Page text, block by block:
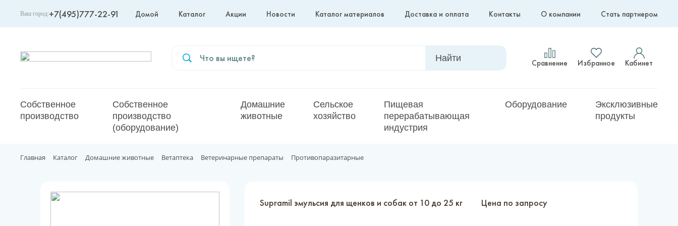
Ваш город:+7(495)777-22-91 Домой Каталог Акции Новости Каталог материалов Доставка и оплата Контакты О компании Стать партнером
Москва Сравнение Избранное Кабинет
Собственное
производство
Собственное
производство
(оборудование)
Домашние
животные
Сельское
хозяйство
Пищевая
перерабатывающая
индустрия
Оборудование
Эксклюзивные
продукты
Главная Каталог Домашние животные Ветаптека Ветеринарные препараты Противопаразитарные
Supramil эмульсия для щенков и собак от 10 до 25 кг Цена по запросу